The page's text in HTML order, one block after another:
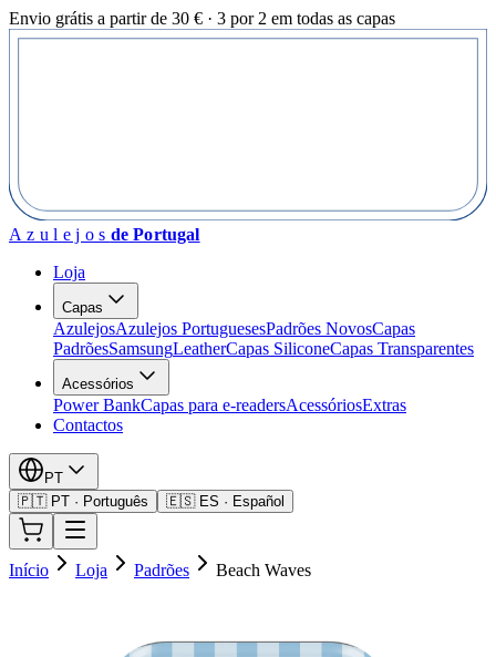
Envio grátis a partir de 30 € · 3 por 2 em todas as capas
Azulejos de Portugal
Loja
Capas
AzulejosAzulejos PortuguesesPadrões NovosCapas
PadrõesSamsungLeatherCapas SiliconeCapas Transparentes
Acessórios
Power BankCapas para e-readersAcessóriosExtras
Contactos
PT
🇵🇹 PT · Português
🇪🇸 ES · Español
Início Loja Padrões Beach Waves